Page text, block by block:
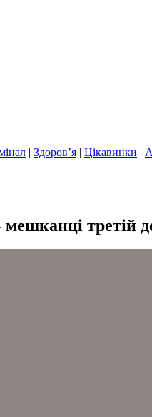
| Здоров’я | Цікавинки |
третій